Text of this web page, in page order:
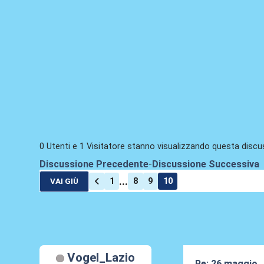
0 Utenti e 1 Visitatore stanno visualizzando questa
Discussione Precedente- Discussione Successiva
VAI GIÙ 1 ... 8 9 10
Vogel_Lazio